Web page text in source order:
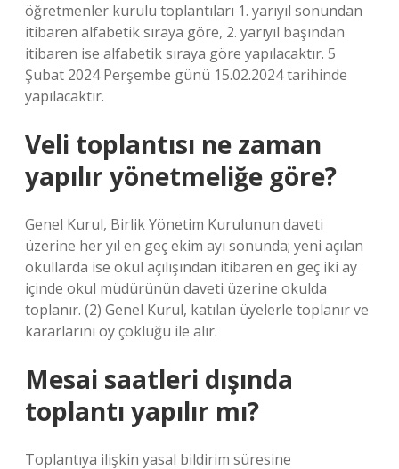
öğretmenler kurulu toplantıları 1. yarıyıl sonundan
itibaren alfabetik sıraya göre, 2. yarıyıl başından
itibaren ise alfabetik sıraya göre yapılacaktır. 5
Şubat 2024 Perşembe günü 15.02.2024 tarihinde
yapılacaktır.
Veli toplantısı ne zaman
yapılır yönetmeliğe göre?
Genel Kurul, Birlik Yönetim Kurulunun daveti
üzerine her yıl en geç ekim ayı sonunda; yeni açılan
okullarda ise okul açılışından itibaren en geç iki ay
içinde okul müdürünün daveti üzerine okulda
toplanır. (2) Genel Kurul, katılan üyelerle toplanır ve
kararlarını oy çokluğu ile alır.
Mesai saatleri dışında
toplantı yapılır mı?
Toplantıya ilişkin yasal bildirim süresine